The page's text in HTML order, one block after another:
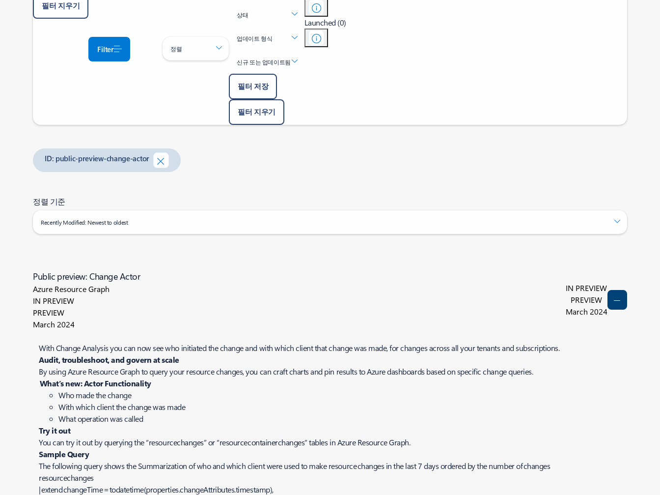
필터 지우기
Filter 정렬
상태
업데이트 형식
신규 또는 업데이트됨
필터 저장
필터 지우기
Launched (0)
ID: public-preview-change-actor
정렬 기준
Recently Modified: Newest to oldest
Public preview: Change Actor
Azure Resource Graph
IN PREVIEW
PREVIEW
March 2024
IN PREVIEW
PREVIEW
March 2024
With Change Analysis you can now see who initiated the change and with which client that change was made, for changes across all your tenants and subscriptions.
Audit, troubleshoot, and govern at scale
By using Azure Resource Graph to query your resource changes, you can craft charts and pin results to Azure dashboards based on specific change queries.
What’s new: Actor Functionality
Who made the change
With which client the change was made
What operation was called
Try it out
You can try it out by querying the “resourcechanges” or “resourcecontainerchanges” tables in Azure Resource Graph.
Sample Query
The following query shows the Summarization of who and which client were used to make resource changes in the last 7 days ordered by the number of changes
resourcechanges
| extend changeTime = todatetime(properties.changeAttributes.timestamp),